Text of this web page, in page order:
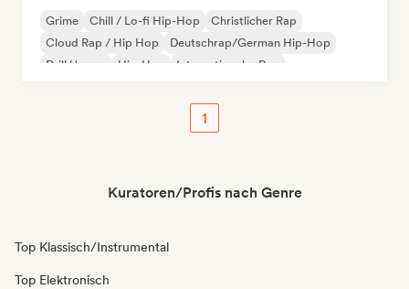
Grime Chill / Lo-fi Hip-Hop
Christlicher Rap
Cloud Rap / Hip Hop
Deutschrap/German Hip-Hop
Drill/Jersey
Hip-Hop Internationaler Rap
1
Kuratoren/Profis nach Genre
Top Klassisch/Instrumental
Top Elektronisch